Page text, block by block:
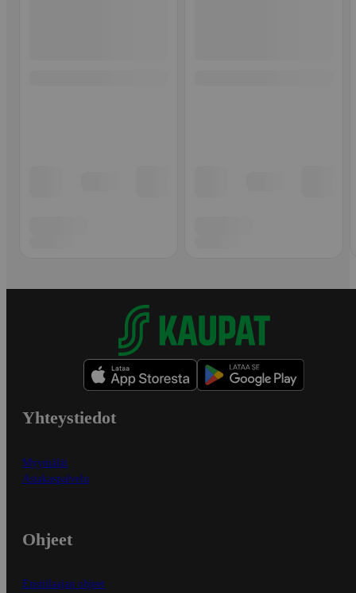
Yhteystiedot
Myymälät
Asiakaspalvelu
Ohjeet
Ensitilaajan ohjeet